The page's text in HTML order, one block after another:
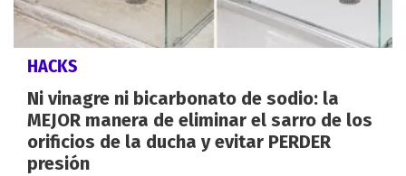
HACKS
Ni vinagre ni bicarbonato de sodio: la
MEJOR manera de eliminar el sarro de los
orificios de la ducha y evitar PERDER
presión